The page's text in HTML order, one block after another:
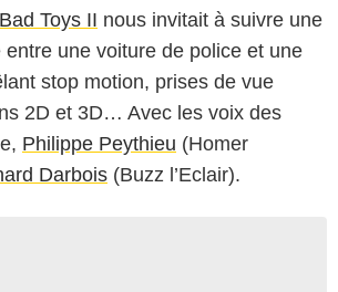
Bad Toys II nous invitait à suivre une
une voiture de police et une
stop motion, prises de vue
2D et 3D… Avec les voix des
Philippe Peythieu (Homer
Darbois (Buzz l’Eclair).